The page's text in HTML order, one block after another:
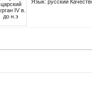
Язык: русский